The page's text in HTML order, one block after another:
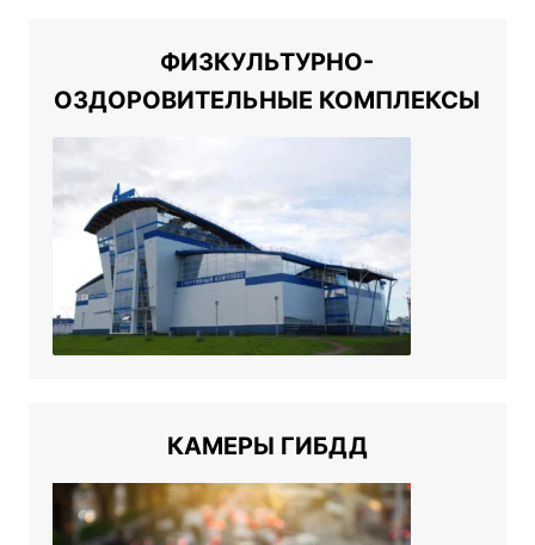
ФИЗКУЛЬТУРНО-
ОЗДОРОВИТЕЛЬНЫЕ КОМПЛЕКСЫ
КАМЕРЫ ГИБДД